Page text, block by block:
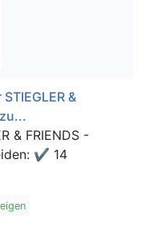
&
& FRIENDS -
✔ 14